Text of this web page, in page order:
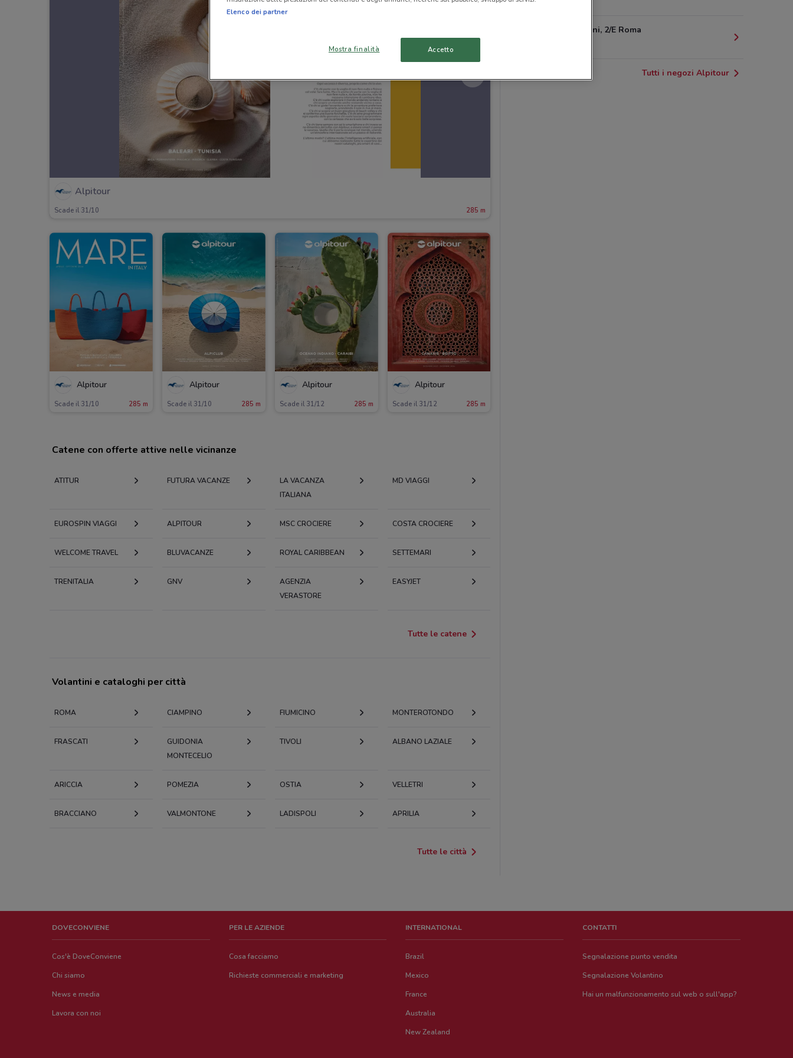
Alpitour
Scade il 31/10 285 m
Alpitour
Scade il 31/10 285 m
Alpitour
Scade il 31/10 285 m
Alpitour
Scade il 31/12 285 m
Alpitour
Scade il 31/12 285 m
Via Morgagni, 2/E Roma
Tutti i negozi Alpitour
Catene con offerte attive nelle vicinanze
ATITUR FUTURA VACANZE
LA VACANZA
ITALIANA
MD VIAGGI
EUROSPIN VIAGGI ALPITOUR MSC CROCIERE COSTA CROCIERE
WELCOME TRAVEL BLUVACANZE ROYAL CARIBBEAN SETTEMARI
TRENITALIA GNV
AGENZIA
VERASTORE
EASYJET
Tutte le catene
Volantini e cataloghi per città
ROMA CIAMPINO FIUMICINO MONTEROTONDO
FRASCATI
GUIDONIA
MONTECELIO
TIVOLI ALBANO LAZIALE
ARICCIA POMEZIA OSTIA VELLETRI
BRACCIANO VALMONTONE LADISPOLI APRILIA
Tutte le città
DOVECONVIENE
Cos'è DoveConviene
Chi siamo
News e media
Lavora con noi
PER LE AZIENDE
Cosa facciamo
Richieste commerciali e marketing
INTERNATIONAL
Brazil
Mexico
France
Australia
New Zealand
CONTATTI
Segnalazione punto vendita
Segnalazione Volantino
Hai un malfunzionamento sul web o sull'app?
Elenco dei partner
Mostra finalità Accetto